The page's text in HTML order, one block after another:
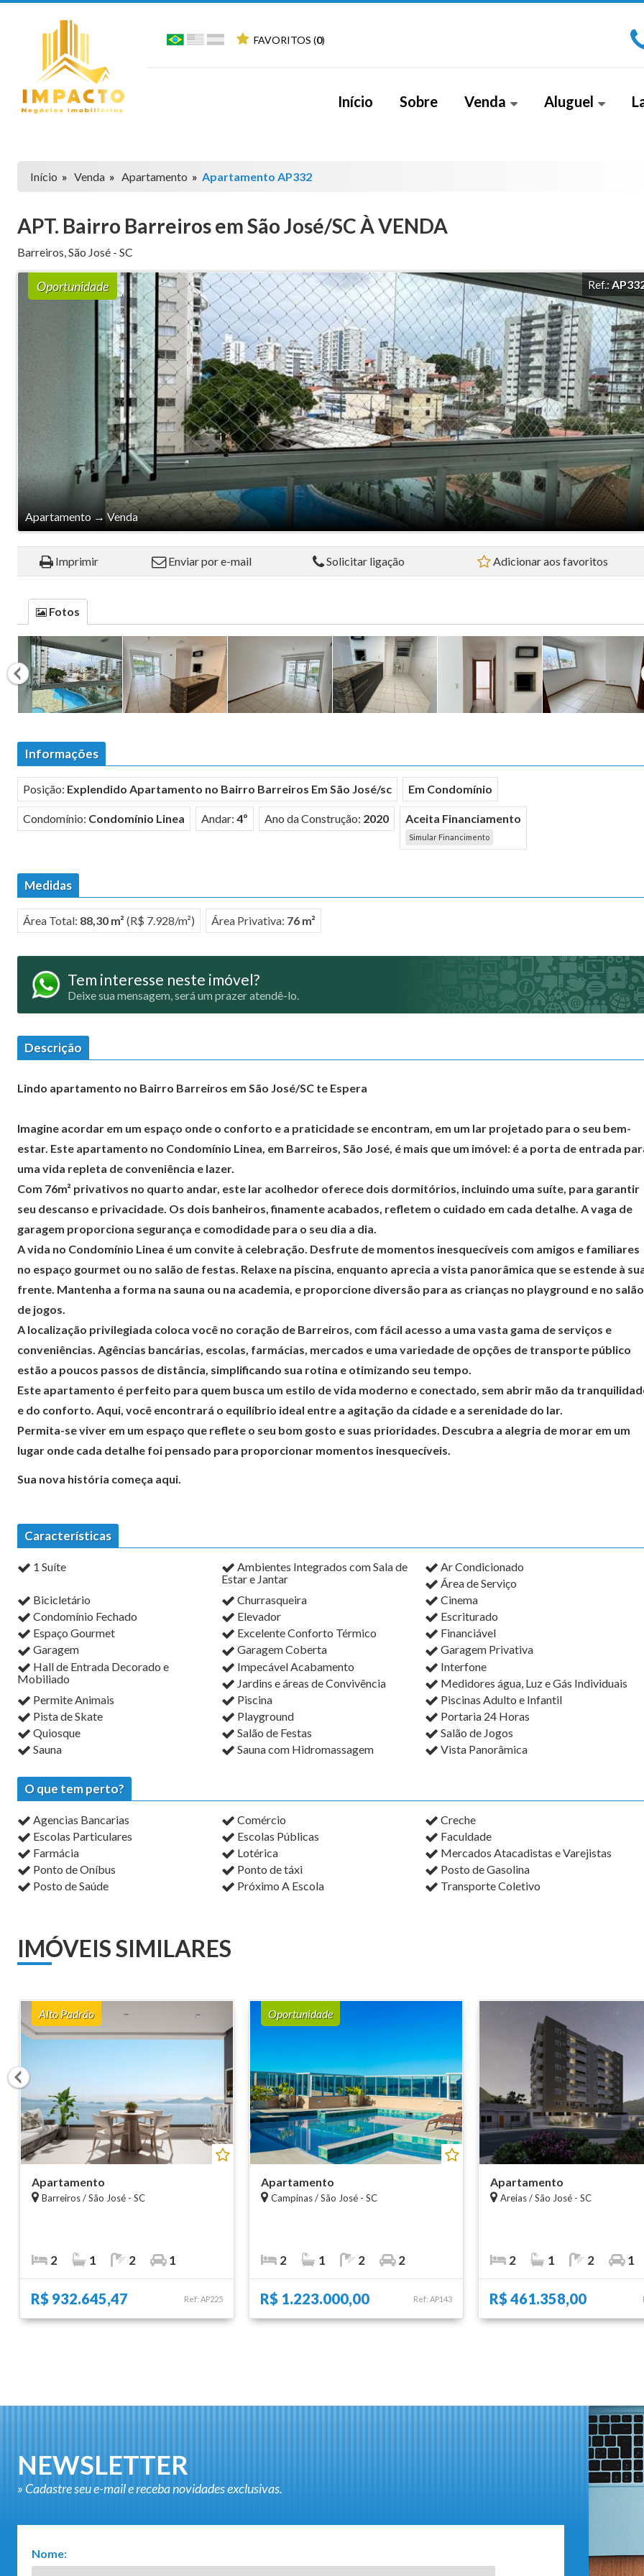
FAVORITOS (0)
Início Sobre Venda
Casa Duplex (8)
Cobertura (4)
Flat (5)
Loft (1)
Pousada (1)
Sala Comercial (4)
Sítio (2)
Sobrado (32)
Terreno (38)
Aluguel
Início » Venda » Apartamento » Apartamento AP332
APT. Bairro Barreiros em São José/SC À VENDA
Barreiros,São José - SC
Oportunidade
Apartamento →Venda
Ref.:
Imprimir Enviar por e-mail Solicitar ligação Adicionar aos favoritos
Fotos
Informações
Posição: Explendido Apartamento no Bairro Barreiros Em São José/sc Em Condomínio
Condomínio: Condomínio Linea Andar: 4º Ano da Construção: 2020 Aceita Financiamento
Simular Financimento
Medidas
Área Total: 88,30 m² (R$ 7.928/m²) Área Privativa: 76 m²
Tem interesse neste imóvel?
Deixe sua mensagem, será um prazer atendê-lo.
Descrição
Lindo apartamento no Bairro Barreiros em São José/SC te Espera
Imagine acordar em um espaço onde o conforto e a praticidade se encontram, em um lar projetado para o seu bem-
estar. Este apartamento no Condomínio Linea, em Barreiros, São José, é mais que um imóvel: é a porta de entrada
uma vida repleta de conveniência e lazer.
Com 76m² privativos no quarto andar, este lar acolhedor oferece dois dormitórios, incluindo uma suíte, para garantir
seu descanso e privacidade. Os dois banheiros, finamente acabados, refletem o cuidado em cada detalhe. A vaga de
garagem proporciona segurança e comodidade para o seu dia a dia.
A vida no Condomínio Linea é um convite à celebração. Desfrute de momentos inesquecíveis com amigos e familiares
no espaço gourmet ou no salão de festas. Relaxe na piscina, enquanto aprecia a vista panorâmica que se estende à
frente. Mantenha a forma na sauna ou na academia, e proporcione diversão para as crianças no playground e no salão
de jogos.
A localização privilegiada coloca você no coração de Barreiros, com fácil acesso a uma vasta gama de serviços e
conveniências. Agências bancárias, escolas, farmácias, mercados e uma variedade de opções de transporte público
estão a poucos passos de distância, simplificando sua rotina e otimizando seu tempo.
Este apartamento é perfeito para quem busca um estilo de vida moderno e conectado, sem abrir mão da
e do conforto. Aqui, você encontrará o equilíbrio ideal entre a agitação da cidade e a serenidade do lar.
Permita-se viver em um espaço que reflete o seu bom gosto e suas prioridades. Descubra a alegria de morar em um
lugar onde cada detalhe foi pensado para proporcionar momentos inesquecíveis.
Sua nova história começa aqui.
Características
1 Suíte
Ambientes Integrados com Sala de
Estar e Jantar
Ar Condicionado
Área de Serviço
Bicicletário
Churrasqueira
Cinema
Condomínio Fechado
Elevador
Escriturado
Espaço Gourmet
Excelente Conforto Térmico
Financiável
Garagem
Garagem Coberta
Garagem Privativa
Hall de Entrada Decorado e
Mobiliado
Impecável Acabamento
Interfone
Jardins e áreas de Convivência
Medidores água, Luz e Gás Individuais
Permite Animais
Piscina
Piscinas Adulto e Infantil
Pista de Skate
Playground
Portaria 24 Horas
Quiosque
Salão de Festas
Salão de Jogos
Sauna
Sauna com Hidromassagem Vista Panorâmica
O que tem perto?
Agencias Bancarias Comércio
Creche
Escolas Particulares
Escolas Públicas
Faculdade
Farmácia
Lotérica
Mercados Atacadistas e Varejistas
Ponto de Oníbus
Ponto de táxi
Posto de Gasolina
Posto de Saúde
Próximo A Escola Transporte Coletivo
IMÓVEIS SIMILARES
Alto Padrão
Ref: AP225
Apartamento
Barreiros / São José - SC
R$ 932.645,47
2 1 2 1
Oportunidade
Ref: AP143
Apartamento
Campinas / São José - SC
R$ 1.223.000,00
2 1 2 2
Apartamento
Areias / São José - SC
R$ 461.358,00
2 1 2 1
NEWSLETTER
» Cadastre seu e-mail e receba novidades exclusivas.
Nome: